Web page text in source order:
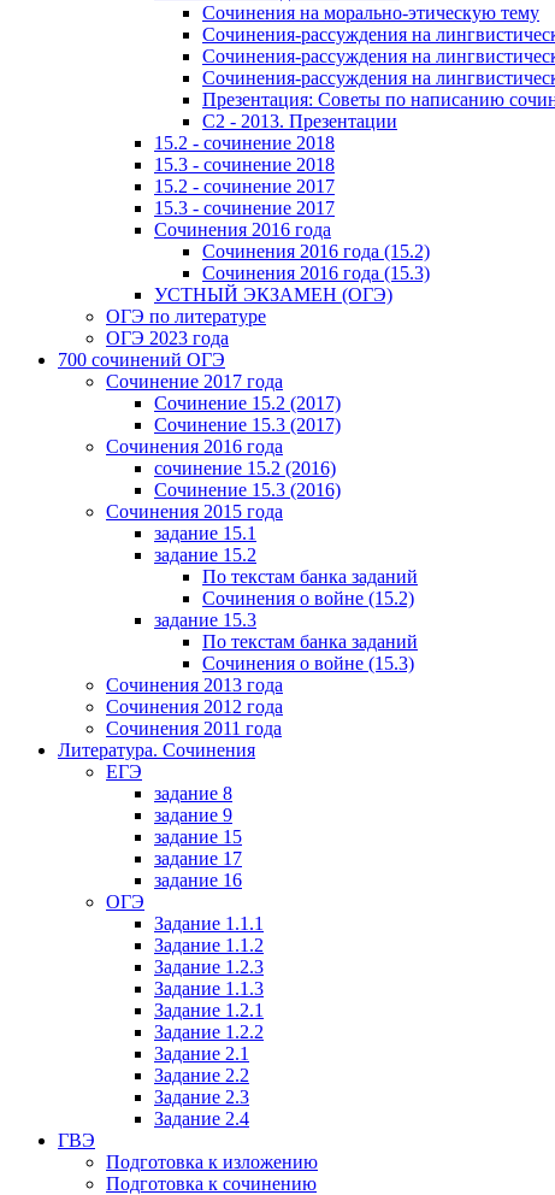
Сочинения на морально-этическую тему
Сочинения-рассуждения на
Сочинения-рассуждения на
Сочинения-рассуждения на
Презентация: Советы по написанию
C2 - 2013. Презентации
15.2 - сочинение 2018
15.3 - сочинение 2018
15.2 - сочинение 2017
15.3 - сочинение 2017
Сочинения 2016 года
Сочинения 2016 года (15.2)
Сочинения 2016 года (15.3)
УСТНЫЙ ЭКЗАМЕН (ОГЭ)
ОГЭ по литературе
ОГЭ 2023 года
700 cочинений ОГЭ
Сочинение 2017 года
Сочинение 15.2 (2017)
Сочинение 15.3 (2017)
Сочинения 2016 года
сочинение 15.2 (2016)
Сочинение 15.3 (2016)
Сочинения 2015 года
задание 15.1
задание 15.2
По текстам банка заданий
Сочинения о войне (15.2)
задание 15.3
По текстам банка заданий
Сочинения о войне (15.3)
Сочинения 2013 года
Сочинения 2012 года
Сочинения 2011 года
Литература. Сочинения
ЕГЭ
задание 8
задание 9
задание 15
задание 17
задание 16
ОГЭ
Задание 1.1.1
Задание 1.1.2
Задание 1.2.3
Задание 1.1.3
Задание 1.2.1
Задание 1.2.2
Задание 2.1
Задание 2.2
Задание 2.3
Задание 2.4
ГВЭ
Подготовка к изложению
Подготовка к сочинению